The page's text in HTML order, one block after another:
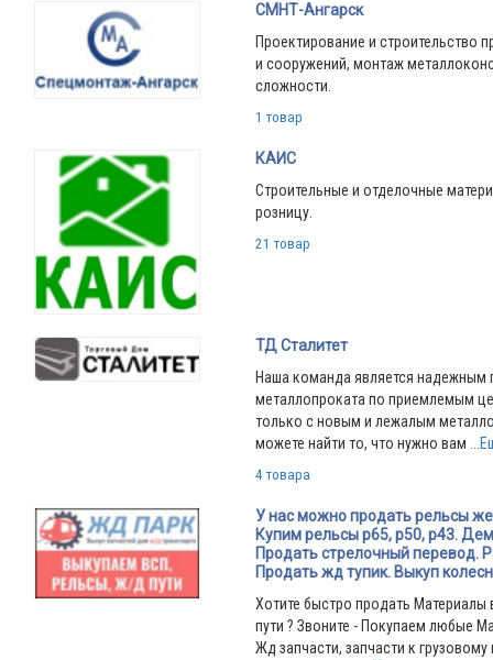
СМНТ-Ангарск
Проектирование и строительство
и сооружений, монтаж
сложности.
1 товар
КАИС
Строительные и отделочные
розницу.
21 товар
ТД Сталитет
Наша команда является
металлопроката по приемлемым
только с новым и лежалым
можете найти то, что нужно вам
4 товара
У нас можно продать рельсы
Купим рельсы р65, р50, р43.
Продать стрелочный перевод.
Продать жд тупик. Выкуп
Хотите быстро продать Материалы
пути ? Звоните - Покупаем любые
Жд запчасти, запчасти к